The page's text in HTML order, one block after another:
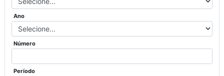
Ano
Número
Período